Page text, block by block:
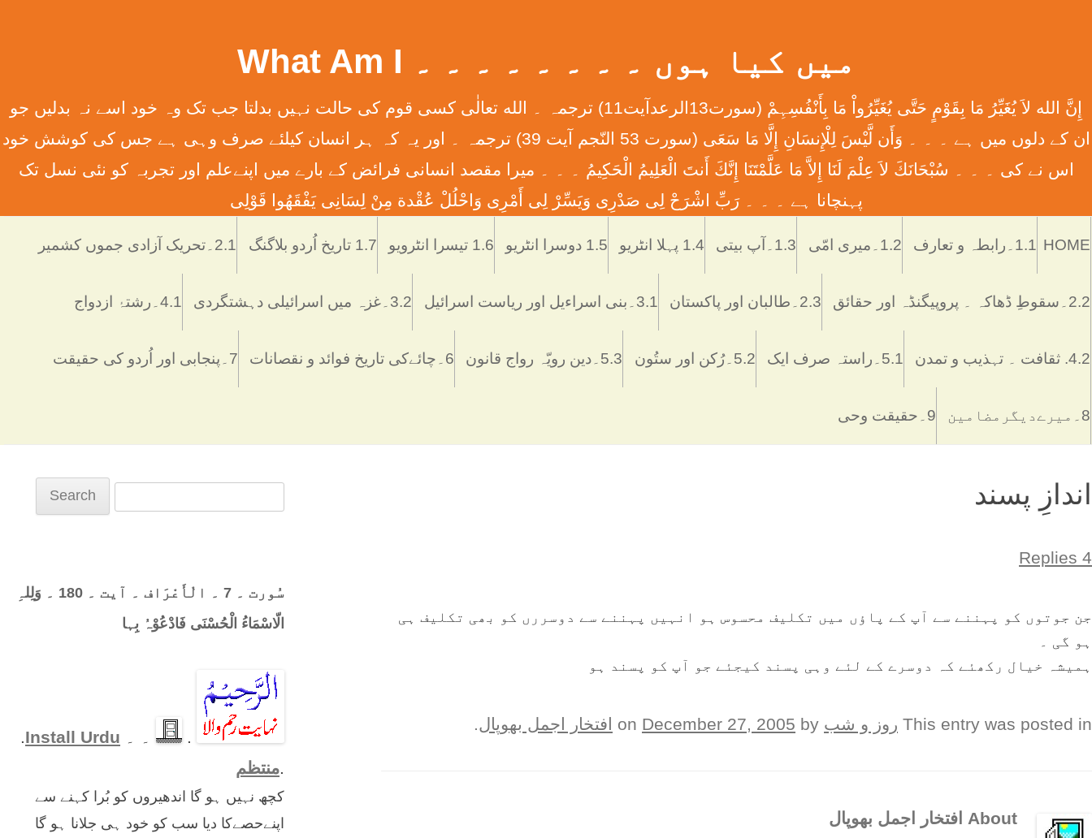
میں کیا ہوں ۔ ۔ ۔ ۔ ۔ ۔ ۔ ۔ What Am I
إِنَّ الله لاَ يُغَيِّرُ مَا بِقَوْمٍ حَتَّی يُغَيِّرُواْ مَا بِأَنْفُسِہِمْ (سورت13الرعدآیت11) ترجمہ ۔ الله تعالٰی کسی قوم کی حالت نہیں بدلتا جب تک وہ خود اسے نہ بدلیں جو
ان کے دلوں میں ہے ۔ ۔ ۔ وَأَن لَّيْسَ لِلْإِنسَانِ إِلَّا مَا سَعَی (سورت 53 النّجم آیت 39) ترجمہ ۔ اور یہ کہ ہر انسان کیلئے صرف وہی ہے جس کی کوشش خود
اس نے کی ۔ ۔ ۔ سُبْحَانَكَ لاَ عِلْمَ لَنَا إِلاَّ مَا عَلَّمْتَنَا إِنَّكَ أَنتَ الْعَلِيمُ الْحَكِيمُ ۔ ۔ ۔ ميرا مقصد انسانی فرائض کے بارے میں اپنےعلم اور تجربہ کو نئی نسل تک
پہنچانا ہے ۔ ۔ ۔ رَبِّ اشْرَحْ لِی صَدْرِی وَيَسِّرْ لِی أَمْرِی وَاحْلُلْ عُقْدة مِنْ لِسَانِی يَفْقَھُوا قَوْلِی
to
content
HOME 1.1۔رابطہ و تعارف 1.2۔میری امّی 1.3۔آپ بیتی 1.4 پہلا انٹریو 1.5 دوسرا انٹریو 1.6 تیسرا انٹرویو 1.7 تاریخ اُردو بلاگنگ 2.1۔تحریک آزادی جموں کشمیر
2.2۔سقوطِ ڈھاکہ ۔ پروپیگنڈہ اور حقائق 2.3۔طالبان اور پاکستان 3.1۔بنی اسراءیل اور ریاست اسرائیل 3.2۔غزہ ميں اسرائيلی دہشتگردی 4.1۔رشتۂ ازدواج
4.2. ثقافت ۔ تہذیب و تمدن 5.1۔راستہ صرف ایک 5.2۔رُکن اور ستُون 5.3۔دین رویّہ رواج قانون 6۔چائےکی تاریخ فوائد و نقصانات 7۔پنجابی اور اُردو کی حقیقت
8۔میرےدیگرمضامین 9۔حقیقت وحی
اندازِ پسند
4 Replies
جن جوتوں کو پہننے سے آپ کے پاؤں میں تکلیف محسوس ہو انہیں پہننے سے دوسررں کو بھی تکلیف ہی
ہو گی ۔
ہمیشہ خیال رکھئے کہ دوسرے کے لئے وہی پسند کیجئے جو آپ کو پسند ہو
This entry was posted in روز و شب December 27, 2005 by افتخار اجمل بھوپال.
About افتخار اجمل بھوپال
سُورت ۔ 7 ۔ الْأَعْرَاف ۔ آیت ۔ 180 ۔ وَلِلہِ
الّاسْمَاءُ الْحُسْنَی فَادْعُوْہُ بِہا
. ۔ ۔ Install Urdu
.
.منتظم
کچھ نہیں ہو گا اندھیروں کو بُرا کہنے سے
اپنےحصےکا دیا سب کو خود ہی جلانا ہو گا